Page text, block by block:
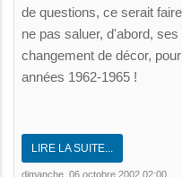
de questions, ce serait
ne pas saluer, d'abord,
changement de décor,
années 1962-1965 !
LIRE LA SUITE...
dimanche, 06 octobre 2002 02:00